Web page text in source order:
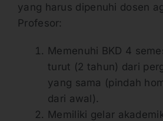
yang harus dipenuhi dosen
Profesor:
Memenuhi BKD 4
turut (2 tahun) dari
yang sama (pindah
dari awal).
Memiliki gelar